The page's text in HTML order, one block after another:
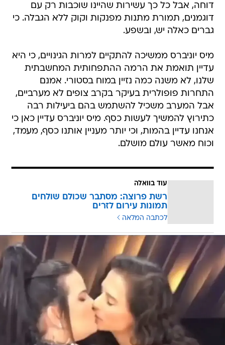
דוחה, אבל כל כך עשירות שהיינו שוכבות רק עם
דוגמנים, תמורת מתנות מפנקות וקוק ללא הגבלה. כי
גברים כאלה יש, ובשפע.
מיס יוניברס ממשיכה להתקיים למרות הגינויים, כי היא
עדיין תואמת את הרמה ההתפחותית המחשבתית
שלנו, לא משנה כמה נזיין במוח בסטורי. אמנם
התחרות פופולרית בעיקר בקרב צופים לא מערביים,
אבל המערב משכיל להשתמש בהם ביעילות רבה
כתירוץ להמשיך לעשות כסף. מיס יוניברס עדיין כאן כי
אנחנו עדיין בהמות, וכי יותר מעניין אותנו כסף, מעמד,
וכוח מאשר עולם מושלם.
עוד בוואלה
רשת פרוצה: מסתבר שכולם שולחים
תמונות עירום לזרים
לכתבה המלאה